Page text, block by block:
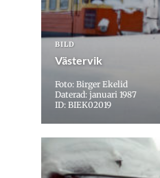
BILD
Västervik
Foto: Birger Ekelid
Daterad: januari 1987
ID: BIEK02019